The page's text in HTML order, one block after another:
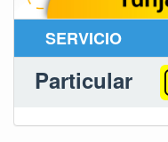
SERVICIO
Particular